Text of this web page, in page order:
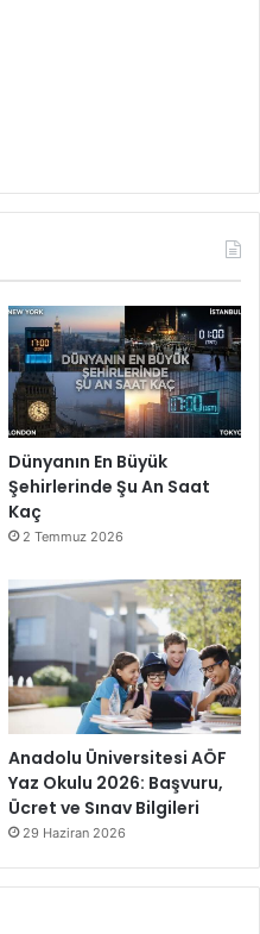
Dünyanın En Büyük
Şehirlerinde Şu An Saat
Kaç
2 Temmuz 2026
Anadolu Üniversitesi AÖF
Yaz Okulu 2026: Başvuru,
Ücret ve Sınav Bilgileri
29 Haziran 2026